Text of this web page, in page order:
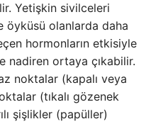
Yetişkin sivilceleri
öyküsü olanlarda daha
hormonların etkisiyle
nadiren ortaya çıkabilir.
noktalar (kapalı veya
(tıkalı gözenek
şişlikler (papüller)